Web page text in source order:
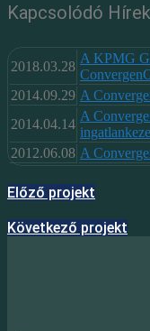
Kapcsolódó Hírek
2018.03.28
A KPMG
2014.09.29 A
2014.04.14
A
2012.06.08 A
Előző projekt
Következő projekt